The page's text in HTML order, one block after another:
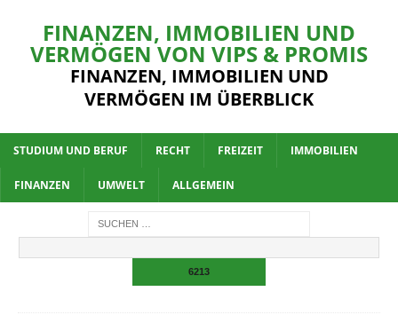
FINANZEN, IMMOBILIEN UND
VERMÖGEN VON VIPS & PROMIS
FINANZEN, IMMOBILIEN UND
VERMÖGEN IM ÜBERBLICK
STUDIUM UND BERUF RECHT FREIZEIT IMMOBILIEN
FINANZEN UMWELT ALLGEMEIN